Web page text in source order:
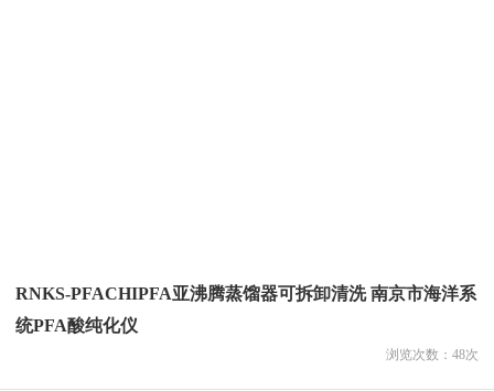
RNKS-PFACHIPFA亚沸腾蒸馏器可拆卸清洗 南京市海洋系
统PFA酸纯化仪
浏览次数： 48次